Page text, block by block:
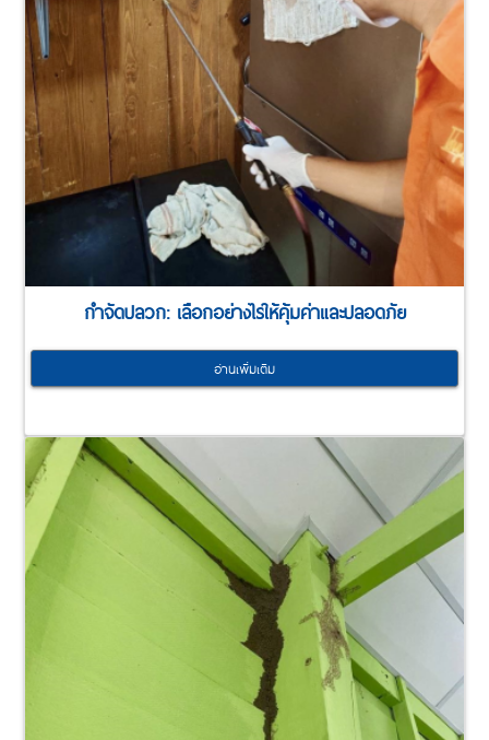
กำจัดปลวก: เลือกอย่างไรให้คุ้มค่าและปลอดภัย
อ่านเพิ่มเติม